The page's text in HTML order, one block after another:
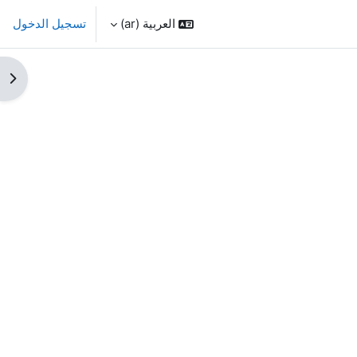
العربية ‎(ar)‎ تسجيل الدخول